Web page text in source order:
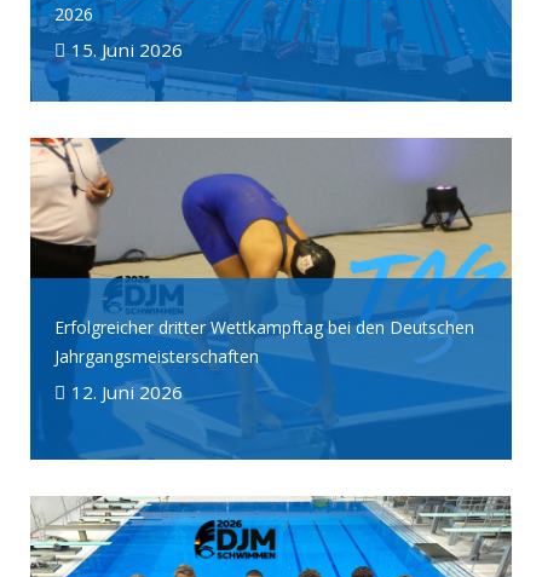
2026
15. Juni 2026
Erfolgreicher dritter Wettkampftag bei den Deutschen
Jahrgangsmeisterschaften
12. Juni 2026